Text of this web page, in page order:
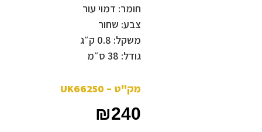
חומר: דמוי עור
צבע: שחור
משקל: 0.8 ק״ג
גודל: 38 ס״מ
מק"ט – UK66250
₪240